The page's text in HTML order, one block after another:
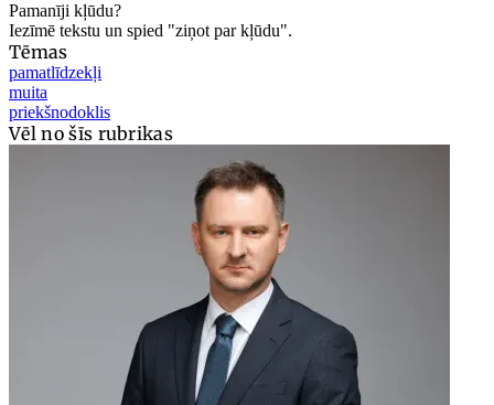
Pamanīji kļūdu?
Iezīmē tekstu un spied "ziņot par kļūdu".
Tēmas
pamatlīdzekļi
muita
priekšnodoklis
Vēl no šīs rubrikas